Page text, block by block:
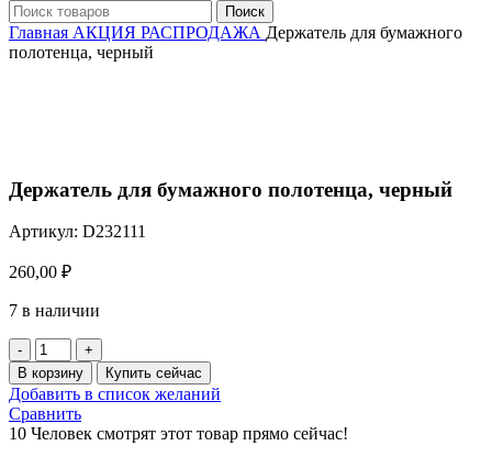
Поиск
Главная АКЦИЯ РАСПРОДАЖА Держатель для бумажного
полотенца, черный
Держатель для бумажного полотенца, черный
Артикул: D232111
260,00 ₽
7 в наличии
Количество
товара
Держатель
для
бумажного
полотенца,
В корзину Купить сейчас
Добавить в список желаний
Сравнить
10 Человек смотрят этот товар прямо сейчас!